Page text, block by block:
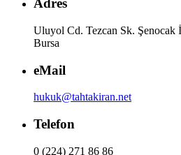
Adres
Uluyol Cd. Tezcan Sk. Şenocak
Bursa
eMail
hukuk@tahtakiran.net
Telefon
0 (224) 271 86 86